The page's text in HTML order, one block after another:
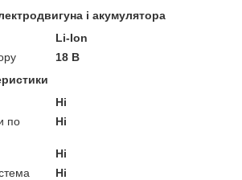
і акумулятора
Li-Ion
18 В
Ні
по
Ні
Ні
Ні